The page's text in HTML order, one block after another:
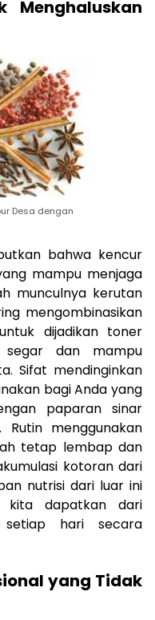
Menghaluskan
Desa dengan
bahwa kencur
mampu menjaga
munculnya kerutan
mengombinasikan
dijadikan toner
dan mampu
Sifat mendinginkan
bagi Anda yang
paparan sinar
menggunakan
tetap lembap dan
kotoran dari
nutrisi dari luar ini
kita dapatkan dari
setiap hari secara
yang Tidak